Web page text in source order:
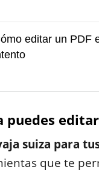
editar un PDF
puedes
suiza para
que te